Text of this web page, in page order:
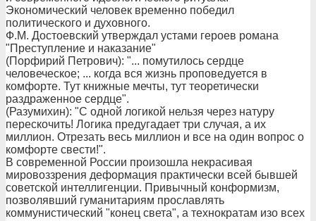
Экономический человек временно победил
политического и духовного.
Ф.М. Достоевский утверждал устами героев романа
"Преступление и наказание"
(Порфирий Петрович): "... помутилось сердце
человеческое; ... когда вся жизнь проповедуется в
комфорте. Тут книжные мечты, тут теоретически
раздраженное сердце".
(Разумихин): "С одной логикой нельзя через натуру
перескочить! Логика предугадает три случая, а их
миллион. Отрезать весь миллион и все на один вопрос о
комфорте свести!".
В современной России произошла некрасивая
мировоззрения деформация практически всей бывшей
советской интеллигенции. Привычный конформизм,
позволявший гуманитариям прославлять
коммунистический "конец света", а технократам изо всех